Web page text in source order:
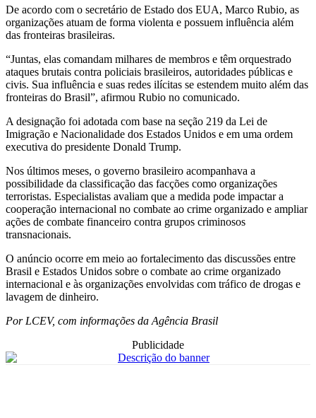
De acordo com o secretário de Estado dos EUA, Marco Rubio, as
organizações atuam de forma violenta e possuem influência além
das fronteiras brasileiras.
“Juntas, elas comandam milhares de membros e têm orquestrado
ataques brutais contra policiais brasileiros, autoridades públicas e
civis. Sua influência e suas redes ilícitas se estendem muito além das
fronteiras do Brasil”, afirmou Rubio no comunicado.
A designação foi adotada com base na seção 219 da Lei de
Imigração e Nacionalidade dos Estados Unidos e em uma ordem
executiva do presidente Donald Trump.
Nos últimos meses, o governo brasileiro acompanhava a
possibilidade da classificação das facções como organizações
terroristas. Especialistas avaliam que a medida pode impactar a
cooperação internacional no combate ao crime organizado e ampliar
ações de combate financeiro contra grupos criminosos
transnacionais.
O anúncio ocorre em meio ao fortalecimento das discussões entre
Brasil e Estados Unidos sobre o combate ao crime organizado
internacional e às organizações envolvidas com tráfico de drogas e
lavagem de dinheiro.
Por LCEV, com informações da Agência Brasil
Publicidade